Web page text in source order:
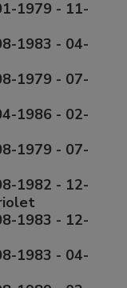
1979 - 11-
1983 - 04-
1979 - 07-
1986 - 02-
1979 - 07-
1982 - 12-
1983 - 12-
1983 - 04-